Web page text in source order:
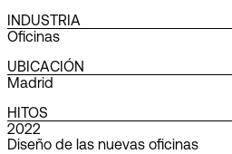
INDUSTRIA
Oficinas
UBICACIÓN
Madrid
HITOS
2022
Diseño de las nuevas oficinas